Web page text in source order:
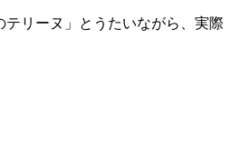
リーヌ」とうたいながら、実際